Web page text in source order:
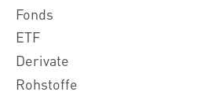
Fonds
ETF
Derivate
Rohstoffe